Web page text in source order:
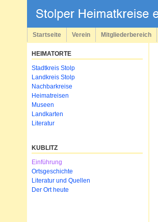
überspringen
Startseite Verein Mitgliederbereich
HEIMATORTE
Navigation
überspringen
Stadtkreis Stolp
Landkreis Stolp
Nachbarkreise
Heimatreisen
Museen
Landkarten
Literatur
KUBLITZ
Navigation
überspringen
Einführung
Ortsgeschichte
Literatur und Quellen
Der Ort heute